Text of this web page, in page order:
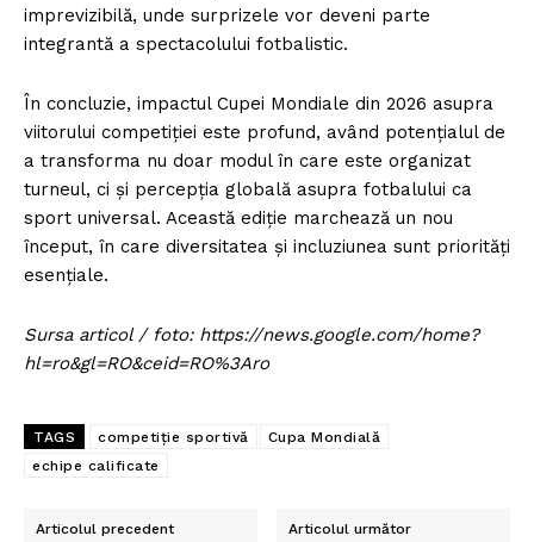
imprevizibilă, unde surprizele vor deveni parte
integrantă a spectacolului fotbalistic.
În concluzie, impactul Cupei Mondiale din 2026 asupra
viitorului competiției este profund, având potențialul de
a transforma nu doar modul în care este organizat
turneul, ci și percepția globală asupra fotbalului ca
sport universal. Această ediție marchează un nou
început, în care diversitatea și incluziunea sunt priorități
esențiale.
Sursa articol / foto: https://news.google.com/home?
hl=ro&gl=RO&ceid=RO%3Aro
TAGS competiție sportivă
Cupa Mondială
echipe calificate
Articolul precedent Articolul următor